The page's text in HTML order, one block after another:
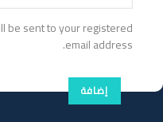
be sent to your registered
email address.